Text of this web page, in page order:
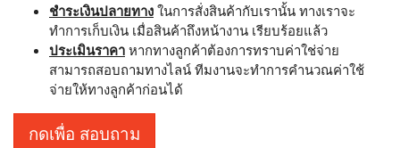
ชำระเงินปลายทาง ในการสั่งสินค้ากับเรานั้น ทางเราจะ
ทำการเก็บเงิน เมื่อสินค้าถึงหน้างาน เรียบร้อยแล้ว
ประเมินราคา หากทางลูกค้าต้องการทราบค่าใช่จ่าย
สามารถสอบถามทางไลน์ ทีมงานจะทำการคำนวณค่าใช้
จ่ายให้ทางลูกค้าก่อนได้
กดเพื่อ สอบถาม